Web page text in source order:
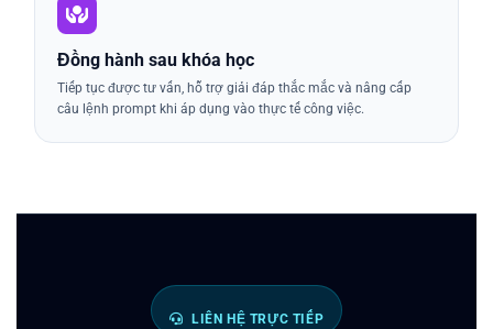
Đồng hành sau khóa học
Tiếp tục được tư vấn, hỗ trợ giải đáp thắc mắc và nâng cấp
câu lệnh prompt khi áp dụng vào thực tế công việc.
LIÊN HỆ TRỰC TIẾP